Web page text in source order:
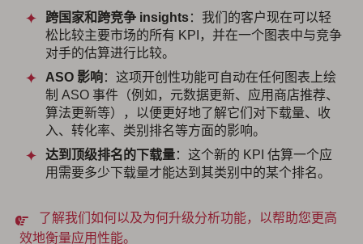
跨国家和跨竞争 insights：我们的客户现在可以轻
松比较主要市场的所有 KPI，并在一个图表中与竞争
对手的估算进行比较。
ASO 影响：这项开创性功能可自动在任何图表上绘
制 ASO 事件（例如，元数据更新、应用商店推荐、
算法更新等），以便更好地了解它们对下载量、收
入、转化率、类别排名等方面的影响。
达到顶级排名的下载量：这个新的 KPI 估算一个应
用需要多少下载量才能达到其类别中的某个排名。
了解我们如何以及为何升级分析功能，以帮助您更高
效地衡量应用性能。